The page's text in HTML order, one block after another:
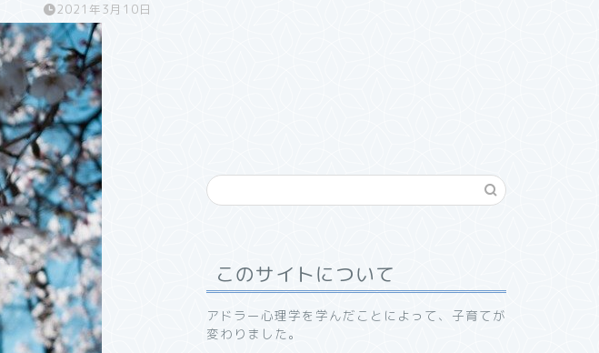
2021年3月10日
このサイトについて
アドラー心理学を学んだことによって、子育てが
変わりました。